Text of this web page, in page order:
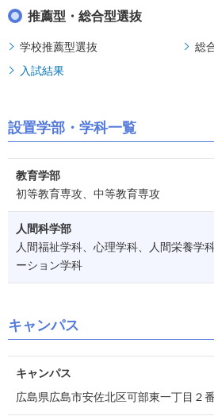
推薦型・総合型選抜
学校推薦型選抜
総
入試結果
設置学部・学科一覧
教育学部
初等教育専攻、中等教育専攻
人間科学部
人間福祉学科、心理学科、人間栄養学
ーション学科
キャンパス
キャンパス
広島県広島市安佐北区可部東一丁目２